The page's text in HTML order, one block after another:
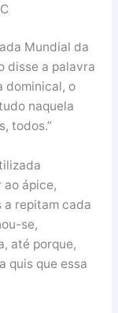
Mundial da
disse a palavra
dominical, o
naquela
todos.”
ao ápice,
a repitam cada
se,
até porque,
quis que essa